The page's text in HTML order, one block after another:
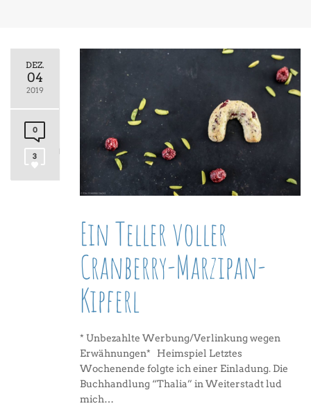
DEZ.
04
2019
0
3
Ein Teller voller
Cranberry-Marzipan-
Kipferl
* Unbezahlte Werbung/Verlinkung wegen
Erwähnungen* Heimspiel Letztes
Wochenende folgte ich einer Einladung. Die
Buchhandlung “Thalia” in Weiterstadt lud
mich…